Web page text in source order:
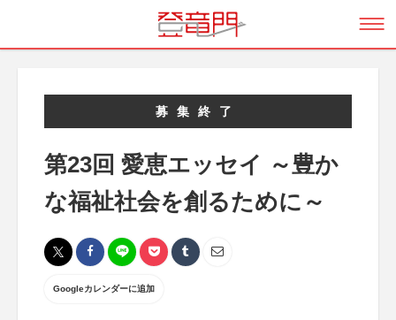
募集終了
第23回 愛恵エッセイ ～豊か
な福祉社会を創るために～
Googleカレンダーに追加